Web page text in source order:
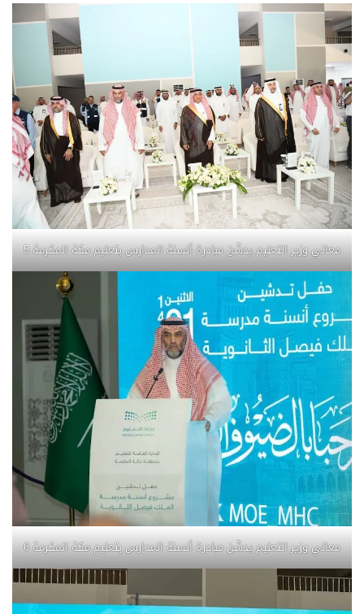
معالي وزير التعليم يدشّن مبادرة أنسنة المدارس بتعليم مكة المكرمة 5
معالي وزير التعليم يدشّن مبادرة أنسنة المدارس بتعليم مكة المكرمة 6